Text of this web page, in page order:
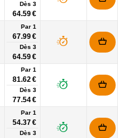
Dès 3
64.59 €
Par 1
67.99 €
Dès 3
64.59 €
Par 1
81.62 €
Dès 3
77.54 €
Par 1
54.37 €
Dès 3